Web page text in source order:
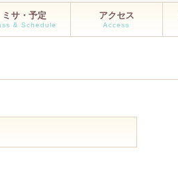
ミサ・予定
& Schedule
アクセス
Access